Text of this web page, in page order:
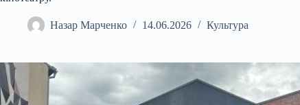
Назар Марченко 14.06.2026 Культура